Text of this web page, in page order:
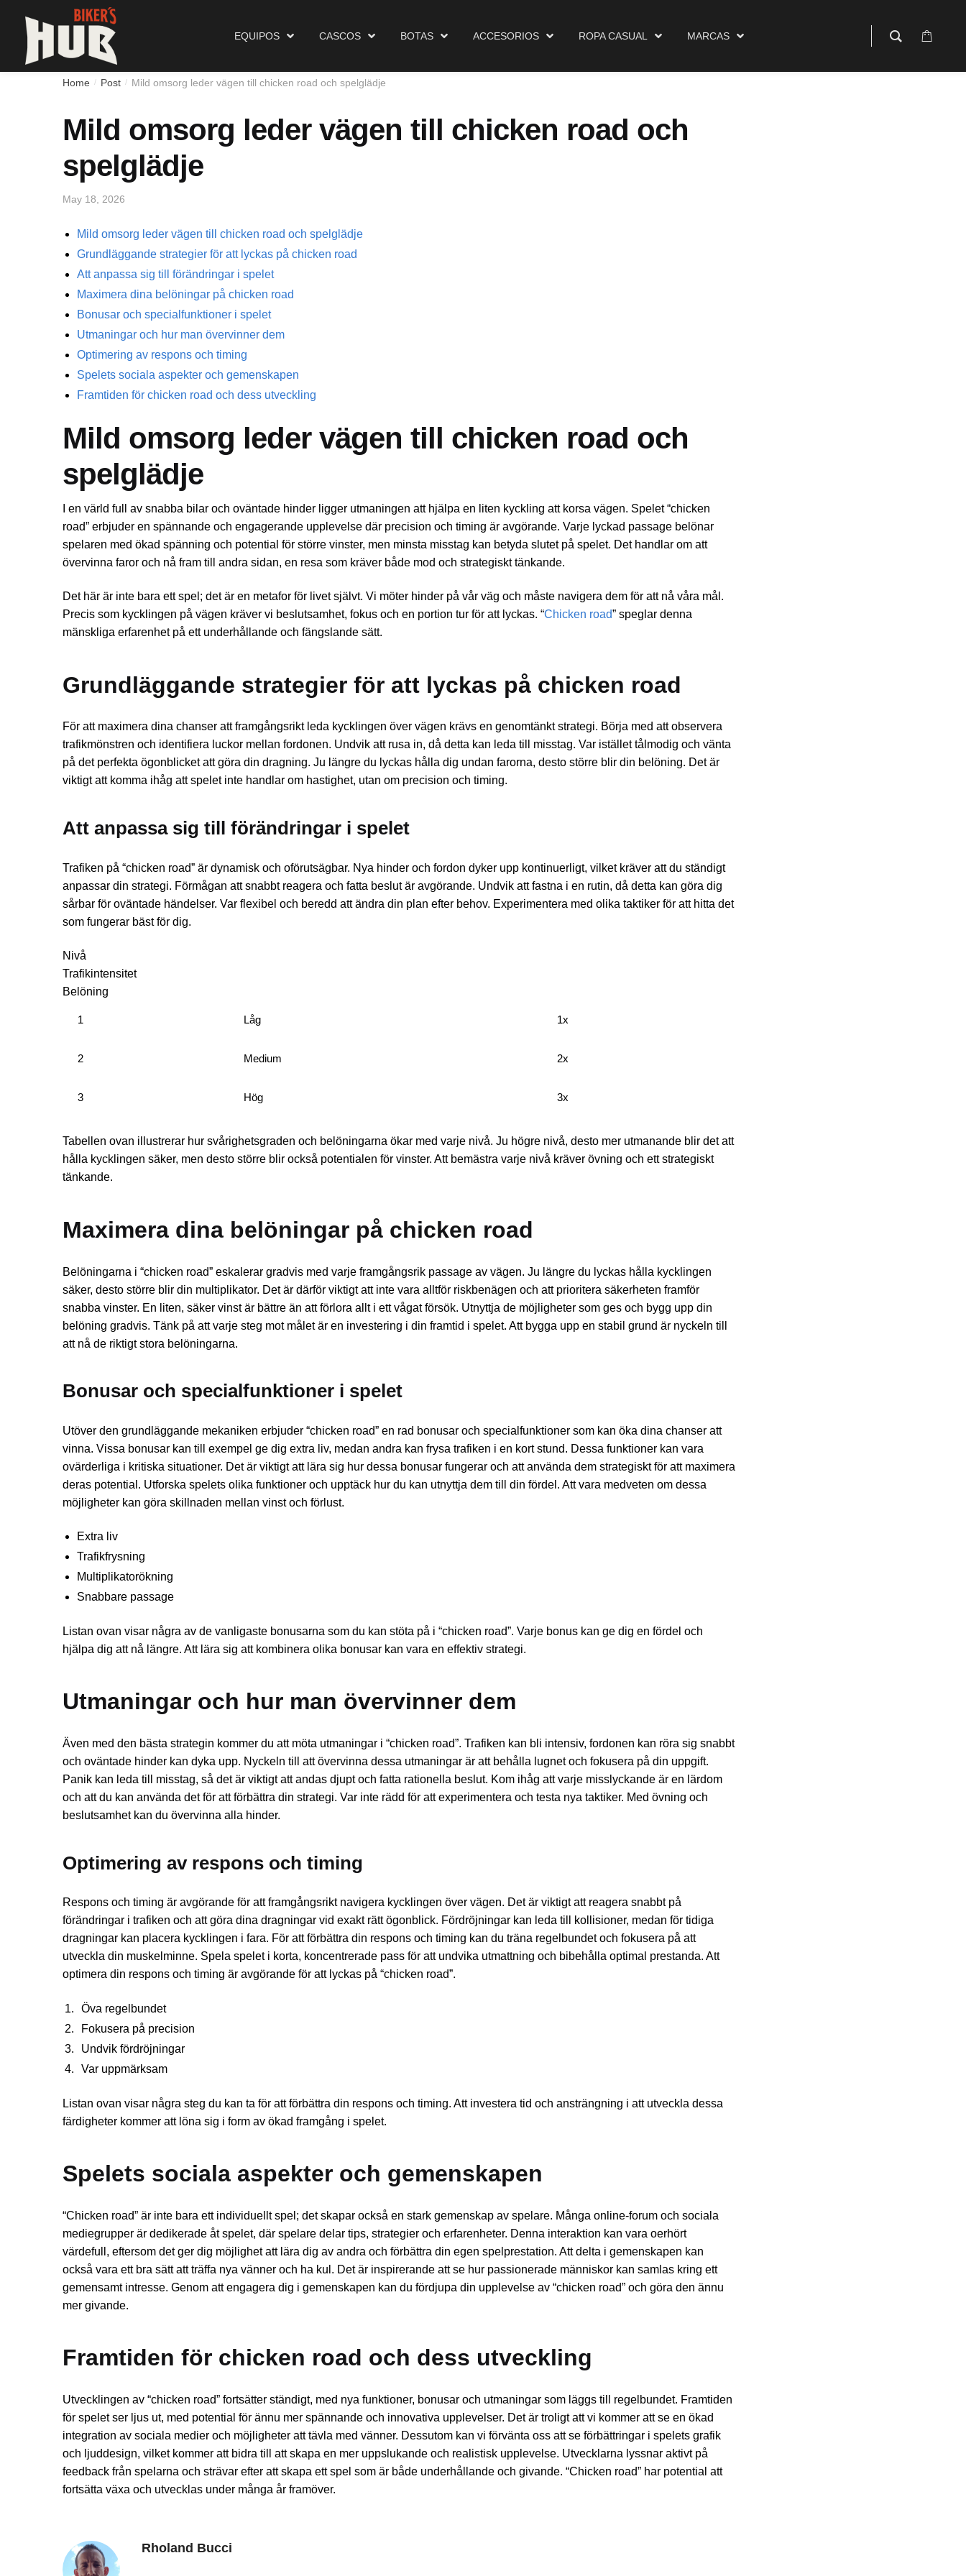
EQUIPOS CASCOS BOTAS ACCESORIOS ROPA CASUAL MARCAS
Biker's Hub Equipos Cascos Botas Accesorios Ropa Casual Marcas 0
Home / Post / Mild omsorg leder vägen till chicken road och spelglädje
Mild omsorg leder vägen till chicken road och
spelglädje
May 18, 2026
Mild omsorg leder vägen till chicken road och spelglädje
Grundläggande strategier för att lyckas på chicken road
Att anpassa sig till förändringar i spelet
Maximera dina belöningar på chicken road
Bonusar och specialfunktioner i spelet
Utmaningar och hur man övervinner dem
Optimering av respons och timing
Spelets sociala aspekter och gemenskapen
Framtiden för chicken road och dess utveckling
Mild omsorg leder vägen till chicken road och
spelglädje
I en värld full av snabba bilar och oväntade hinder ligger utmaningen att hjälpa en liten kyckling att korsa vägen. Spelet “chicken
road” erbjuder en spännande och engagerande upplevelse där precision och timing är avgörande. Varje lyckad passage belönar
spelaren med ökad spänning och potential för större vinster, men minsta misstag kan betyda slutet på spelet. Det handlar om att
övervinna faror och nå fram till andra sidan, en resa som kräver både mod och strategiskt tänkande.
Det här är inte bara ett spel; det är en metafor för livet självt. Vi möter hinder på vår väg och måste navigera dem för att nå våra mål.
Precis som kycklingen på vägen kräver vi beslutsamhet, fokus och en portion tur för att lyckas. “Chicken road” speglar denna
mänskliga erfarenhet på ett underhållande och fängslande sätt.
Grundläggande strategier för att lyckas på chicken road
För att maximera dina chanser att framgångsrikt leda kycklingen över vägen krävs en genomtänkt strategi. Börja med att observera
trafikmönstren och identifiera luckor mellan fordonen. Undvik att rusa in, då detta kan leda till misstag. Var istället tålmodig och vänta
på det perfekta ögonblicket att göra din dragning. Ju längre du lyckas hålla dig undan farorna, desto större blir din belöning. Det är
viktigt att komma ihåg att spelet inte handlar om hastighet, utan om precision och timing.
Att anpassa sig till förändringar i spelet
Trafiken på “chicken road” är dynamisk och oförutsägbar. Nya hinder och fordon dyker upp kontinuerligt, vilket kräver att du ständigt
anpassar din strategi. Förmågan att snabbt reagera och fatta beslut är avgörande. Undvik att fastna i en rutin, då detta kan göra dig
sårbar för oväntade händelser. Var flexibel och beredd att ändra din plan efter behov. Experimentera med olika taktiker för att hitta det
som fungerar bäst för dig.
Nivå
Trafikintensitet
Belöning
1 Låg 1x
2 Medium 2x
3 Hög 3x
Tabellen ovan illustrerar hur svårighetsgraden och belöningarna ökar med varje nivå. Ju högre nivå, desto mer utmanande blir det att
hålla kycklingen säker, men desto större blir också potentialen för vinster. Att bemästra varje nivå kräver övning och ett strategiskt
tänkande.
Maximera dina belöningar på chicken road
Belöningarna i “chicken road” eskalerar gradvis med varje framgångsrik passage av vägen. Ju längre du lyckas hålla kycklingen
säker, desto större blir din multiplikator. Det är därför viktigt att inte vara alltför riskbenägen och att prioritera säkerheten framför
snabba vinster. En liten, säker vinst är bättre än att förlora allt i ett vågat försök. Utnyttja de möjligheter som ges och bygg upp din
belöning gradvis. Tänk på att varje steg mot målet är en investering i din framtid i spelet. Att bygga upp en stabil grund är nyckeln till
att nå de riktigt stora belöningarna.
Bonusar och specialfunktioner i spelet
Utöver den grundläggande mekaniken erbjuder “chicken road” en rad bonusar och specialfunktioner som kan öka dina chanser att
vinna. Vissa bonusar kan till exempel ge dig extra liv, medan andra kan frysa trafiken i en kort stund. Dessa funktioner kan vara
ovärderliga i kritiska situationer. Det är viktigt att lära sig hur dessa bonusar fungerar och att använda dem strategiskt för att maximera
deras potential. Utforska spelets olika funktioner och upptäck hur du kan utnyttja dem till din fördel. Att vara medveten om dessa
möjligheter kan göra skillnaden mellan vinst och förlust.
Extra liv
Trafikfrysning
Multiplikatorökning
Snabbare passage
Listan ovan visar några av de vanligaste bonusarna som du kan stöta på i “chicken road”. Varje bonus kan ge dig en fördel och
hjälpa dig att nå längre. Att lära sig att kombinera olika bonusar kan vara en effektiv strategi.
Utmaningar och hur man övervinner dem
Även med den bästa strategin kommer du att möta utmaningar i “chicken road”. Trafiken kan bli intensiv, fordonen kan röra sig snabbt
och oväntade hinder kan dyka upp. Nyckeln till att övervinna dessa utmaningar är att behålla lugnet och fokusera på din uppgift.
Panik kan leda till misstag, så det är viktigt att andas djupt och fatta rationella beslut. Kom ihåg att varje misslyckande är en lärdom
och att du kan använda det för att förbättra din strategi. Var inte rädd för att experimentera och testa nya taktiker. Med övning och
beslutsamhet kan du övervinna alla hinder.
Optimering av respons och timing
Respons och timing är avgörande för att framgångsrikt navigera kycklingen över vägen. Det är viktigt att reagera snabbt på
förändringar i trafiken och att göra dina dragningar vid exakt rätt ögonblick. Fördröjningar kan leda till kollisioner, medan för tidiga
dragningar kan placera kycklingen i fara. För att förbättra din respons och timing kan du träna regelbundet och fokusera på att
utveckla din muskelminne. Spela spelet i korta, koncentrerade pass för att undvika utmattning och bibehålla optimal prestanda. Att
optimera din respons och timing är avgörande för att lyckas på “chicken road”.
Öva regelbundet
Fokusera på precision
Undvik fördröjningar
Var uppmärksam
Listan ovan visar några steg du kan ta för att förbättra din respons och timing. Att investera tid och ansträngning i att utveckla dessa
färdigheter kommer att löna sig i form av ökad framgång i spelet.
Spelets sociala aspekter och gemenskapen
“Chicken road” är inte bara ett individuellt spel; det skapar också en stark gemenskap av spelare. Många online-forum och sociala
mediegrupper är dedikerade åt spelet, där spelare delar tips, strategier och erfarenheter. Denna interaktion kan vara oerhört
värdefull, eftersom det ger dig möjlighet att lära dig av andra och förbättra din egen spelprestation. Att delta i gemenskapen kan
också vara ett bra sätt att träffa nya vänner och ha kul. Det är inspirerande att se hur passionerade människor kan samlas kring ett
gemensamt intresse. Genom att engagera dig i gemenskapen kan du fördjupa din upplevelse av “chicken road” och göra den ännu
mer givande.
Framtiden för chicken road och dess utveckling
Utvecklingen av “chicken road” fortsätter ständigt, med nya funktioner, bonusar och utmaningar som läggs till regelbundet. Framtiden
för spelet ser ljus ut, med potential för ännu mer spännande och innovativa upplevelser. Det är troligt att vi kommer att se en ökad
integration av sociala medier och möjligheter att tävla med vänner. Dessutom kan vi förvänta oss att se förbättringar i spelets grafik
och ljuddesign, vilket kommer att bidra till att skapa en mer uppslukande och realistisk upplevelse. Utvecklarna lyssnar aktivt på
feedback från spelarna och strävar efter att skapa ett spel som är både underhållande och givande. “Chicken road” har potential att
fortsätta växa och utvecklas under många år framöver.
Rholand Bucci